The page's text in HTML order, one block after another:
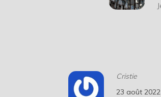
Cristie
23 août